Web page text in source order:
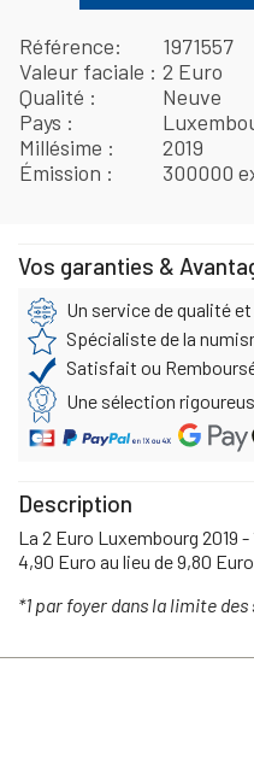
Référence
1971557
Valeur faciale
2 Euro
Qualité
Neuve
Pays
Millésime
2019
Émission
300000
Vos garanties &
Un service de qualité
Spécialiste de la
Satisfait ou
Une sélection
Description
La 2 Euro Luxembourg 2019
4,90 Euro au lieu de 9,80 Euro
*1 par foyer dans la limite